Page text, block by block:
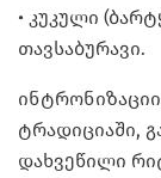
• კუკული
თავსაბურავი.
ტრადიციაში,
დახვეწილი